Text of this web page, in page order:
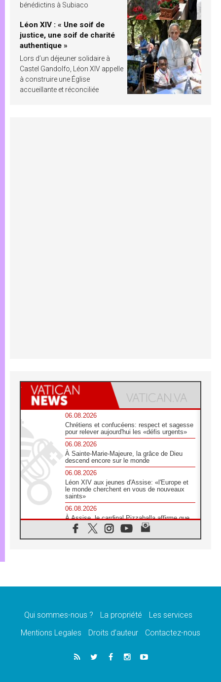
bénédictins à Subiaco
Léon XIV : « Une soif de
justice, une soif de charité
authentique »
Lors d’un déjeuner solidaire à
Castel Gandolfo, Léon XIV appelle
à construire une Église
accueillante et réconciliée
06.08.2026
Chrétiens et confucéens: respect et sagesse
pour relever aujourd'hui les «défis urgents»
06.08.2026
À Sainte-Marie-Majeure, la grâce de Dieu
descend encore sur le monde
06.08.2026
Léon XIV aux jeunes d'Assise: «l'Europe et
le monde cherchent en vous de nouveaux
saints»
06.08.2026
À Assise, le cardinal Pizzaballa affirme que
«les chrétiens veulent la paix»
06.08.2026
message de paix et de dignité humaine»
«La visite du Pape en Uruguay renforcera
05.08.2026
Le nonce en Ukraine: «Il est inquiétant
Qui sommes-nous ? La propriété
Les services
Mentions Legales
Droits d’auteur Contactez-nous